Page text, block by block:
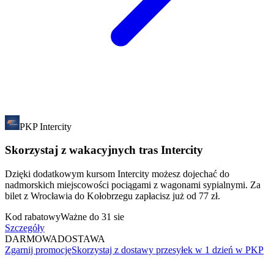
PKP Intercity
Skorzystaj z wakacyjnych tras Intercity
Dzięki dodatkowym kursom Intercity możesz dojechać do
nadmorskich miejscowości pociągami z wagonami sypialnymi. Za
bilet z Wrocławia do Kołobrzegu zapłacisz już od 77 zł.
Kod rabatowyWażne do 31 sie
Szczegóły
DARMOWADOSTAWA
Zgarnij promocjęSkorzystaj z dostawy przesyłek w 1 dzień w PKP